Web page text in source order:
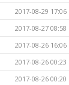
2017-08-29 17:06
2017-08-27 08:58
2017-08-26 16:06
2017-08-26 00:23
2017-08-26 00:20